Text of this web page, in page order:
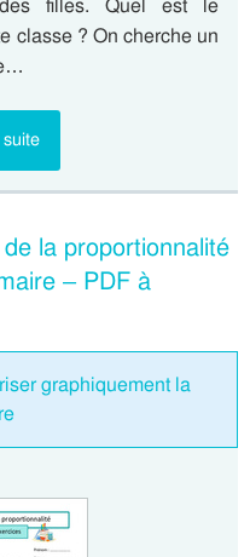
filles. Quel est le
classe ? On cherche un
la proportionnalité
– PDF à
graphiquement la